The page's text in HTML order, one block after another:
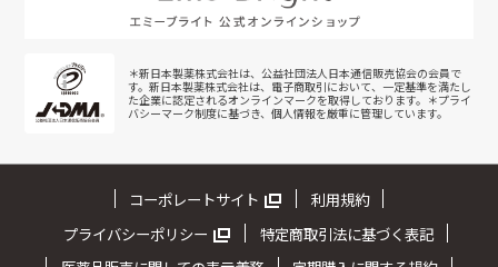
＊新日本製薬株式会社は、公益社団法人日本通信販売協会の会員で
す。新日本製薬株式会社は、電子商取引において、一定基準を満たし
た企業に認定されるオンラインマークを取得しております。＊プライ
バシーマーク制度に基づき、個人情報を厳重に管理しています。
コーポレートサイト
利用規約
プライバシーポリシー
特定商取引法に基づく表記